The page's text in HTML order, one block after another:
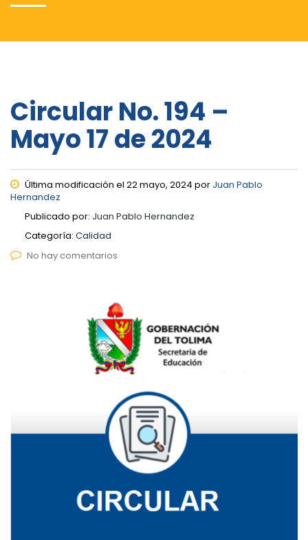
Circular No. 194 –
Mayo 17 de 2024
Última modificación el 22 mayo, 2024 por Juan Pablo
Hernandez
Publicado por: Juan Pablo Hernandez
Categoría: Calidad
No hay comentarios